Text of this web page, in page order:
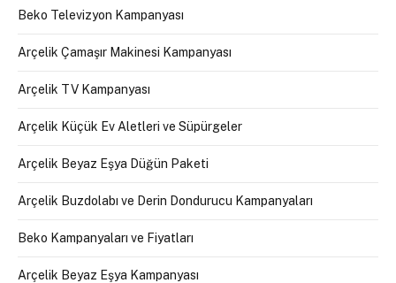
Beko Televizyon Kampanyası
Arçelik Çamaşır Makinesi Kampanyası
Arçelik TV Kampanyası
Arçelik Küçük Ev Aletleri ve Süpürgeler
Arçelik Beyaz Eşya Düğün Paketi
Arçelik Buzdolabı ve Derin Dondurucu Kampanyaları
Beko Kampanyaları ve Fiyatları
Arçelik Beyaz Eşya Kampanyası